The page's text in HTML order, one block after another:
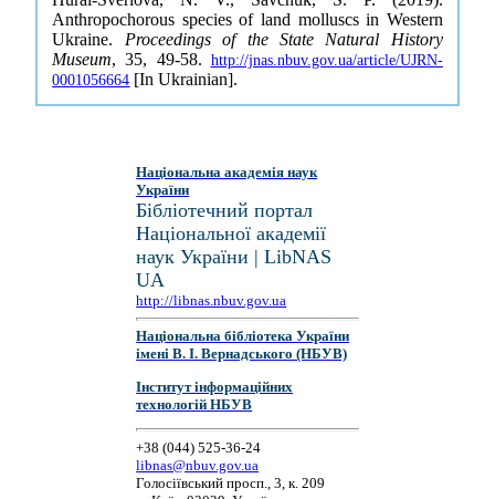
Anthropochorous species of land molluscs in Western
Ukraine. Proceedings of the State Natural History
Museum, 35, 49-58. http://jnas.nbuv.gov.ua/article/UJRN-
0001056664 [In Ukrainian].
Національна академія наук
України
Бібліотечний портал
Національної академії
наук України | LibNAS
UA
http://libnas.nbuv.gov.ua
Національна бібліотека України
імені В. І. Вернадського (НБУВ)
Інститут інформаційних
технологій НБУВ
+38 (044) 525-36-24
libnas@nbuv.gov.ua
Голосіївський просп., 3, к. 209